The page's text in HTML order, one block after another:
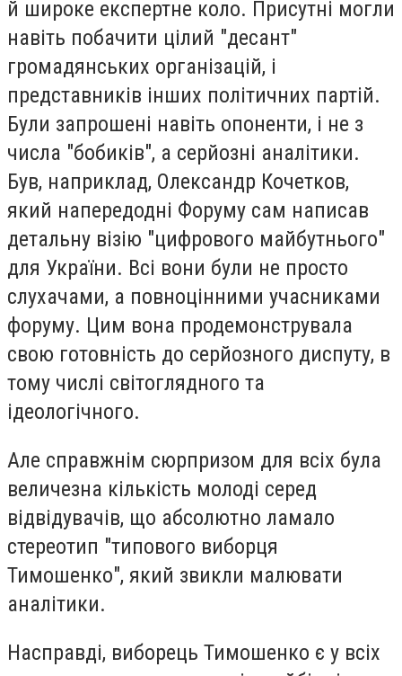
й широке експертне коло. Присутні могли
навіть побачити цілий "десант"
громадянських організацій, і
представників інших політичних партій.
Були запрошені навіть опоненти, і не з
числа "бобиків", а серйозні аналітики.
Був, наприклад, Олександр Кочетков,
який напередодні Форуму сам написав
детальну візію "цифрового майбутнього"
для України. Всі вони були не просто
слухачами, а повноцінними учасниками
форуму. Цим вона продемонструвала
свою готовність до серйозного диспуту, в
тому числі світоглядного та
ідеологічного.
Але справжнім сюрпризом для всіх була
величезна кількість молоді серед
відвідувачів, що абсолютно ламало
стереотип "типового виборця
Тимошенко", який звикли малювати
аналітики.
Насправді, виборець Тимошенко є у всіх